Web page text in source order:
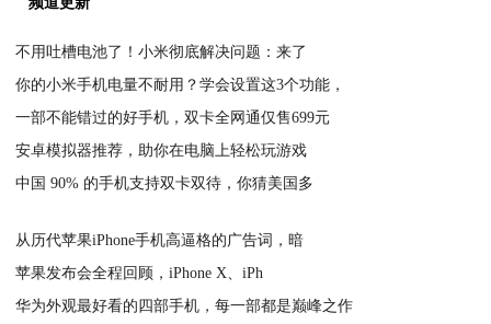
不用吐槽电池了！小米彻底解决问题：来了
你的小米手机电量不耐用？学会设置这3个功能，
一部不能错过的好手机，双卡全网通仅售699元
安卓模拟器推荐，助你在电脑上轻松玩游戏
中国 90% 的手机支持双卡双待，你猜美国多
从历代苹果iPhone手机高逼格的广告词，暗
苹果发布会全程回顾，iPhone X、iPh
华为外观最好看的四部手机，每一部都是巅峰之作